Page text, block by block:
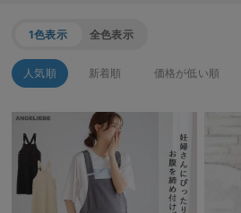
1色表示 全色表示
人気順 新着順 価格が低い順